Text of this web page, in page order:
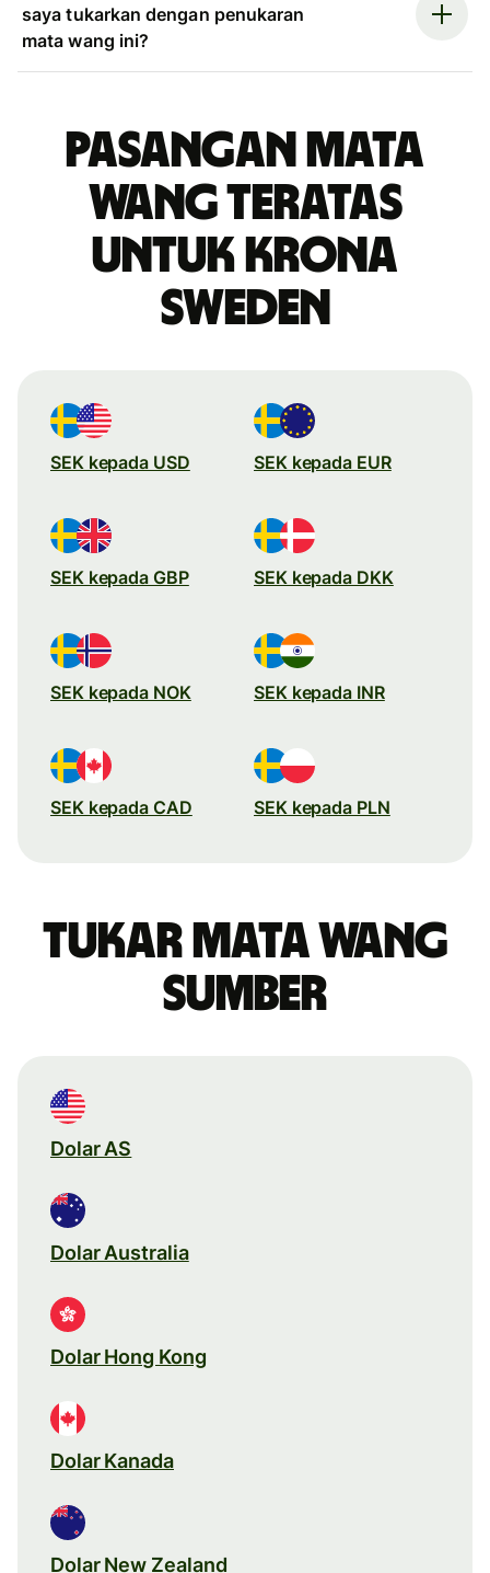
saya tukarkan dengan penukaran
mata wang ini?
Pasangan mata
wang teratas
untuk krona
Sweden
SEK kepada USD SEK kepada EUR
SEK kepada GBP SEK kepada DKK
SEK kepada NOK SEK kepada INR
SEK kepada CAD SEK kepada PLN
Tukar mata wang
sumber
Dolar AS
Dolar Australia
Dolar Hong Kong
Dolar Kanada
Dolar New Zealand